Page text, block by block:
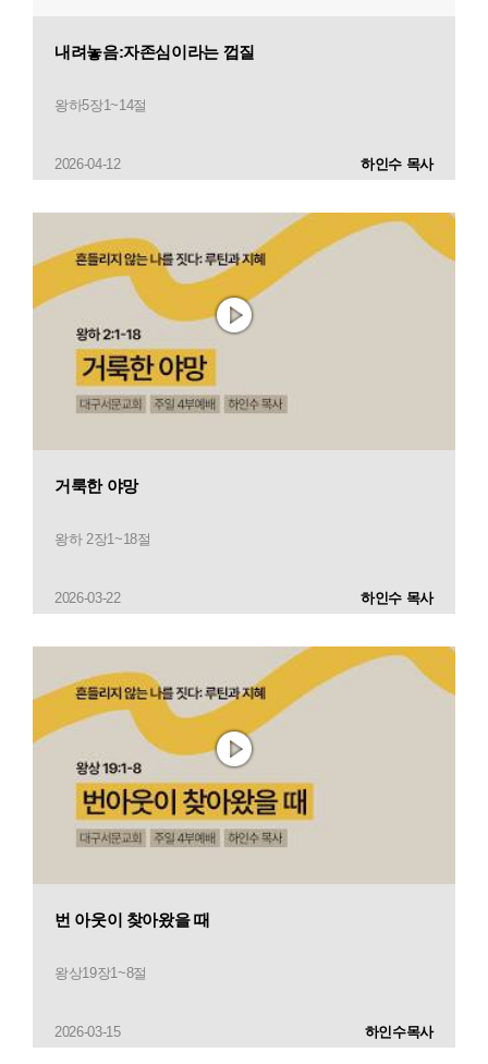
내려놓음:자존심이라는 껍질
왕하5장1~14절
2026-04-12 하인수 목사
거룩한 야망
왕하 2장1~18절
2026-03-22 하인수 목사
번 아웃이 찾아왔을 때
왕상19장1~8절
2026-03-15 하인수목사